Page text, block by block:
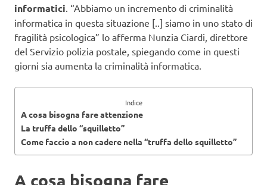
informatici . “Abbiamo un incremento di criminalità
informatica in questa situazione [..] siamo in uno stato di
fragilità psicologica” lo afferma Nunzia Ciardi, direttore
del Servizio polizia postale, spiegando come in questi
giorni sia aumenta la criminalità informatica.
Indice
A cosa bisogna fare attenzione
La truffa dello “squilletto”
Come faccio a non cadere nella “truffa dello squilletto”
A cosa bisogna fare